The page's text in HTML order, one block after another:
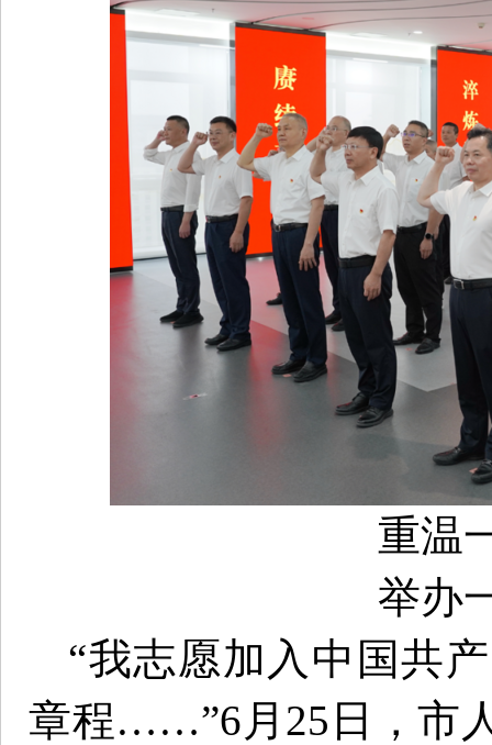
重温
举办
“我志愿加入中国共
章程……”6月25日，市